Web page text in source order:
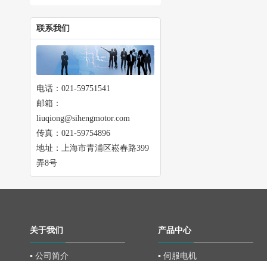
联系我们
电话：021-59751541
邮箱：
liuqiong@sihengmotor.com
传真：021-59754896
地址：上海市青浦区崧春路399
弄8号
关于我们
▪ 公司简介
产品中心
▪ 伺服电机